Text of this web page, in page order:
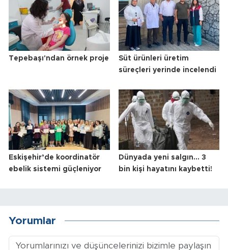
Tepebaşı'ndan örnek proje
Süt ürünleri üretim
süreçleri yerinde incelendi
Eskişehir’de koordinatör
ebelik sistemi güçleniyor
Dünyada yeni salgın... 3
bin kişi hayatını kaybetti!
Yorumlar